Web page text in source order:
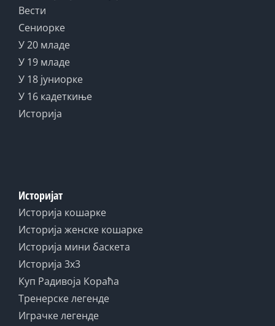
Вести
Сениорке
У 20 младе
У 19 младе
У 18 јуниорке
У 16 кадеткиње
Историја
Историјат
Историја кошарке
Историја женске кошарке
Историја мини баскета
Историја 3x3
Куп Радивоја Кораћа
Тренерске легенде
Играчке легенде